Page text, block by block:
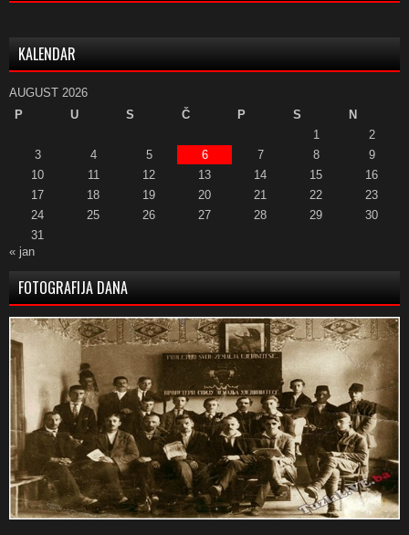
KALENDAR
AUGUST 2026
P
U S Č P S
N
1
2
3
4 5 6 7 8
9
10
11 12 13 14 15
16
17
18 19 20 21 22
23
24
25 26 27 28 29
30
31
« jan
FOTOGRAFIJA DANA